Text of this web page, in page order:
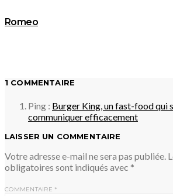
Romeo
1 COMMENTAIRE
Ping : Burger King, un fast-food qui
communiquer efficacement
LAISSER UN COMMENTAIRE
Votre adresse e-mail ne sera pas publiée.
obligatoires sont indiqués avec *
COMMENTAIRE *